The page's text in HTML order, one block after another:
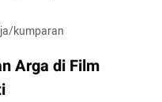
kumparan
Arga di Film